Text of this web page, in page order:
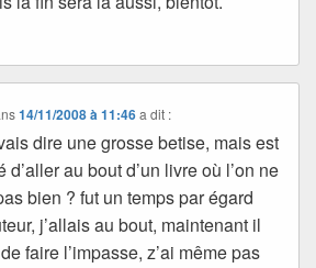
14/11/2008 à 11:46 a dit :
dire une grosse betise, mais est
d’aller au bout d’un livre où l’on ne
bien ? fut un temps par égard
j’allais au bout, maintenant il
faire l’impasse, z’ai même pas